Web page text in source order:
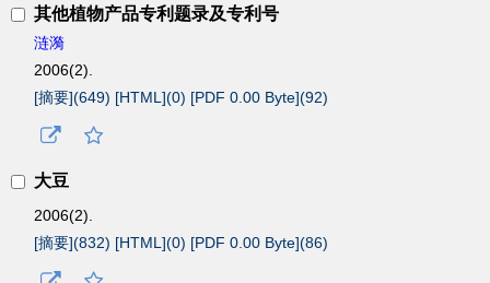
其他植物产品专利题录及专利号
涟漪
2006(2).
[摘要](649) [HTML](0) [PDF 0.00 Byte](92)
大豆
2006(2).
[摘要](832) [HTML](0) [PDF 0.00 Byte](86)